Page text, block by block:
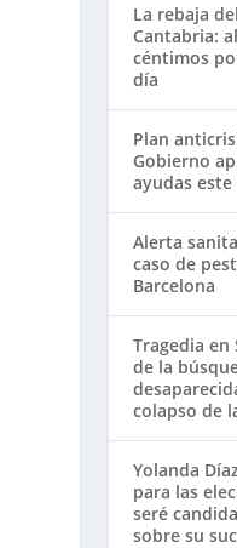
La rebaja
Cantabria:
céntimos
día
Plan
Gobierno
ayudas
Alerta
caso de
Barcelona
Tragedia
de la
colapso de
Yolanda
para las
seré
sobre su